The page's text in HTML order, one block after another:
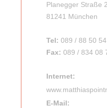
Planegger Straße
81241 München
Tel: 089 / 88 50 54
Fax: 089 / 834 08
Internet:
E-Mail: